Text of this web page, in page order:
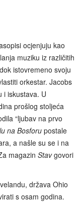
ocjenjuju kao
muziku iz različitih
istovremeno svoju
orkestar. Jacobs
i iskustava. U
prošlog stoljeća
“ljubav na prvo
na Bosforupostale
a našle su se i na
magazin Stavgovori
država Ohio
s osam godina.